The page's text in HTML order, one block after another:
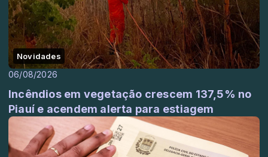
Novidades
06/08/2026
Incêndios em vegetação crescem 137,5% no
Piauí e acendem alerta para estiagem